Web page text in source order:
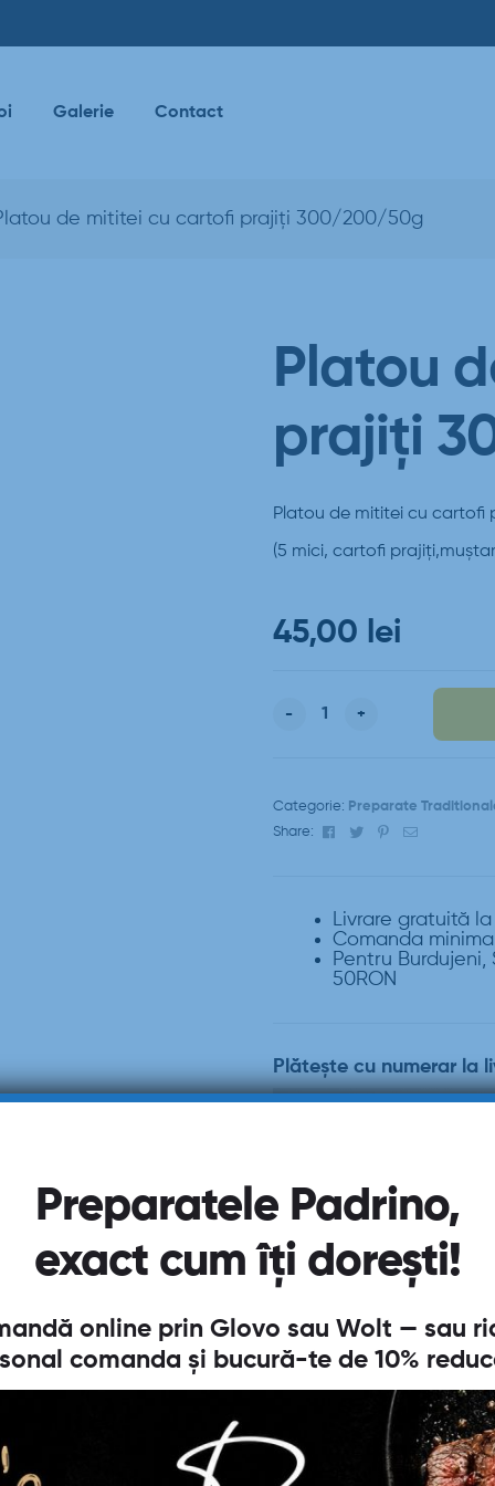
Galerie Contact
de mititei cu cartofi prajiți 300/200/50g
Platou
prajiți
Platou de mititei cu cartofi
(5 mici, cartofi
45,00 lei
- +
Categorie: Preparate
Share:
Facebook
TwitterPinterest
Email
Livrare gratuită
Comanda
Pentru
50RON
Plătește cu numerar la
Preparatele Padrino,
exact cum îți dorești!
online prin Glovo sau Wolt — sau
comanda și bucură-te de 10%